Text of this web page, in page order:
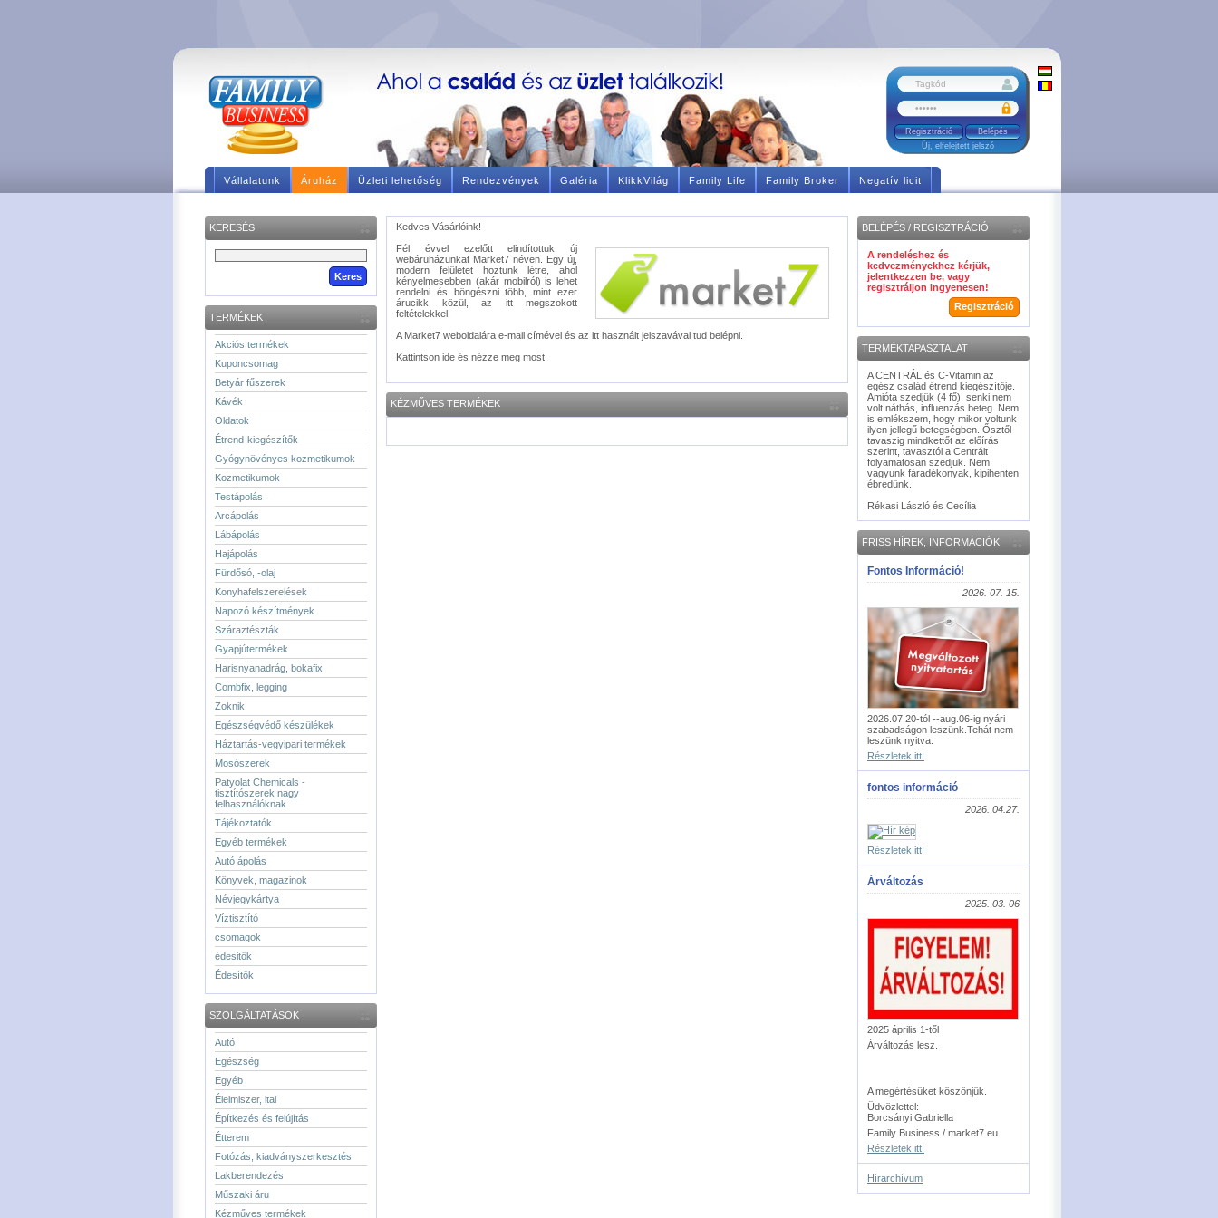
Regisztráció
Új, elfelejtett jelszó
Vállalatunk Áruház Üzleti lehetőség Rendezvények Galéria KlikkVilág Family Life Family Broker Negatív licit
KERESÉS
TERMÉKEK
Akciós termékek
Kuponcsomag
Betyár fűszerek
Kávék
Oldatok
Étrend-kiegészítők
Gyógynövényes kozmetikumok
Kozmetikumok
Testápolás
Arcápolás
Lábápolás
Hajápolás
Fürdősó, -olaj
Konyhafelszerelések
Napozó készítmények
Száraztészták
Gyapjútermékek
Harisnyanadrág, bokafix
Combfix, legging
Zoknik
Egészségvédő készülékek
Háztartás-vegyipari termékek
Mosószerek
Patyolat Chemicals -
tisztítószerek nagy
felhasználóknak
Tájékoztatók
Egyéb termékek
Autó ápolás
Könyvek, magazinok
Névjegykártya
Víztisztító
csomagok
édesitők
Édesítők
SZOLGÁLTATÁSOK
Autó
Egészség
Egyéb
Élelmiszer, ital
Építkezés és felújítás
Étterem
Fotózás, kiadványszerkesztés
Lakberendezés
Műszaki áru
Kézműves termékek
Kedves Vásárlóink!
Fél évvel ezelőtt elindítottuk új
webáruházunkat Market7 néven. Egy új,
modern felületet hoztunk létre, ahol
kényelmesebben (akár mobilról) is lehet
rendelni és böngészni több, mint ezer
árucikk közül, az itt megszokott
feltételekkel.
A Market7 weboldalára e-mail címével és az itt használt jelszavával tud belépni.
Kattintson ide és nézze meg most.
KÉZMŰVES TERMÉKEK
BELÉPÉS / REGISZTRÁCIÓ
A rendeléshez és
kedvezményekhez kérjük,
jelentkezzen be, vagy
regisztráljon ingyenesen!
Regisztráció
TERMÉKTAPASZTALAT
A CENTRÁL és C-Vitamin az
egész család étrend kiegészítője.
Amióta szedjük (4 fő), senki nem
volt náthás, influenzás beteg. Nem
is emlékszem, hogy mikor voltunk
ilyen jellegű betegségben. Ősztől
tavaszig mindkettőt az előírás
szerint, tavasztól a Centrált
folyamatosan szedjük. Nem
vagyunk fáradékonyak, kipihenten
ébredünk.
Rékasi László és Cecília
FRISS HÍREK, INFORMÁCIÓK
Fontos Információ!
2026. 07. 15.
2026.07.20-tól --aug.06-ig nyári
szabadságon leszünk.Tehát nem
leszünk nyitva.
Részletek itt!
fontos információ
2026. 04.27.
Részletek itt!
Árváltozás
2025. 03. 06
2025 április 1-től
Árváltozás lesz.
A megértésüket köszönjük.
Üdvözlettel:
Borcsányi Gabriella
Family Business / market7.eu
Részletek itt!
Hírarchívum